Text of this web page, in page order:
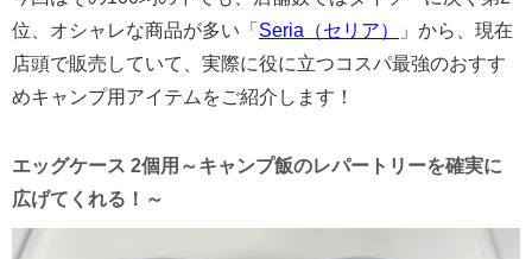
位、オシャレな商品が多い「 Seria（セリア）
」から、現在
店頭で販売していて、実際に役に立つコスパ最強のおすす
めキャンプ用アイテムをご紹介します！
エッグケース 2個用～キャンプ飯のレパートリーを確実に
広げてくれる！～